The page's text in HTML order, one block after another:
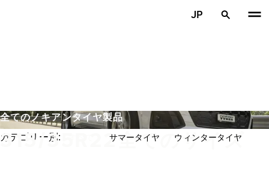
JP
315/35R22全てのサイズ
全てのノキアンタイヤ製品
カテゴリー別:
サマータイヤ ウィンタータイヤ